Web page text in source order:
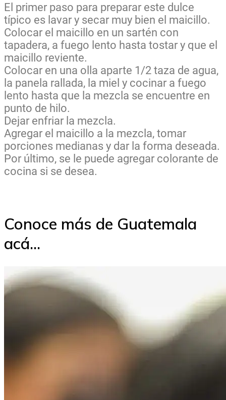
El primer paso para preparar este dulce
típico es lavar y secar muy bien el maicillo.
Colocar el maicillo en un sartén con
tapadera, a fuego lento hasta tostar y que el
maicillo reviente.
Colocar en una olla aparte 1/2 taza de agua,
la panela rallada, la miel y cocinar a fuego
lento hasta que la mezcla se encuentre en
punto de hilo.
Dejar enfriar la mezcla.
Agregar el maicillo a la mezcla, tomar
porciones medianas y dar la forma deseada.
Por último, se le puede agregar colorante de
cocina si se desea.
Conoce más de Guatemala
acá...